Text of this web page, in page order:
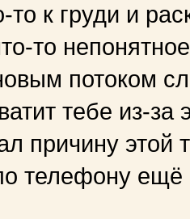
к груди и
то
потоком
тебе из-за
причину этой
телефону ещё